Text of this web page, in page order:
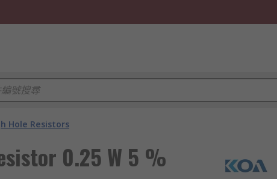
Hole Resistors
0.25 W 5 %